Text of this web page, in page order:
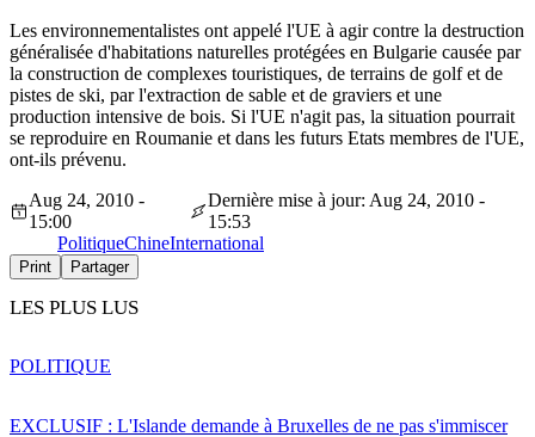
Les environnementalistes ont appelé l'UE à agir contre la destruction
généralisée d'habitations naturelles protégées en Bulgarie causée par
la construction de complexes touristiques, de terrains de golf et de
pistes de ski, par l'extraction de sable et de graviers et une
production intensive de bois. Si l'UE n'agit pas, la situation pourrait
se reproduire en Roumanie et dans les futurs Etats membres de l'UE,
ont-ils prévenu.
Aug 24, 2010 -
15:00
Dernière mise à jour: Aug 24, 2010 -
15:53
PolitiqueChineInternational
Print Partager
LES PLUS LUS
EXCLUSIF : L'Islande demande à Bruxelles de ne pas s'immiscer
POLITIQUE